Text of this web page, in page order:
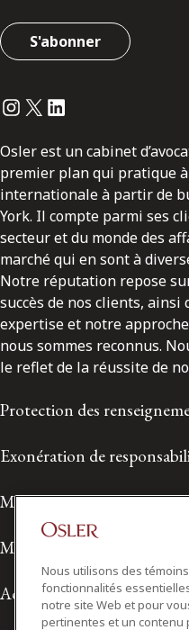
S'abonner
Instagram
Twitter
LinkedIn
Osler est un cabinet
premier plan qui pratique
internationale à partir de
York. Il compte parmi ses
secteur et du monde des
marché qui en sont à
Notre réputation repose
succès de nos clients,
expertise et notre
nous sommes reconnus.
le reflet de la réussite de
Protection des
Exonération de
Modalités de prestation de
Modalités d'utilisation
Accessibilité
Nous utilisons des
fonctionnalités
notre site Web et pour
pertinentes et un contenu